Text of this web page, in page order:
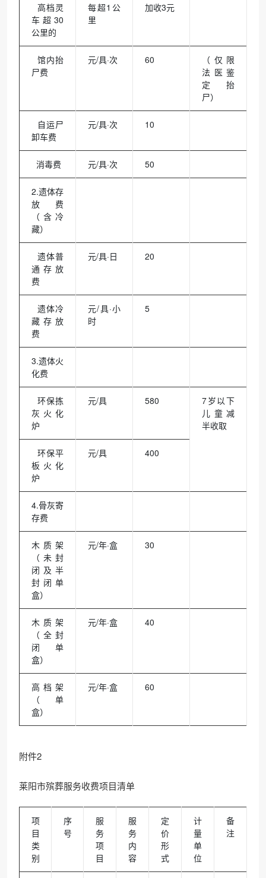
高档灵
车超30
公里的
每超1公
里
加收3元
馆内抬
尸费
元/具·次 60
（仅限
法医鉴
定抬
尸）
自运尸
卸车费
元/具·次 10
消毒费 元/具·次 50
2.遗体存
放费
（含冷
藏）
遗体普
通存放
费
元/具·日 20
遗体冷
藏存放
费
元/具·小
时
5
3.遗体火
化费
环保拣
灰火化
炉
元/具 580
7岁以下
儿童减
半收取
环保平
板火化
炉
元/具 400
4.骨灰寄
存费
木质架
（未封
闭及半
封闭单
盒）
元/年·盒 30
木质架
（全封
闭单
盒）
元/年·盒 40
高档架
（单
盒）
元/年·盒 60
附件2
莱阳市殡葬服务收费项目清单
项
目
类
别
序
号
服
务
项
目
服
务
内
容
定
价
形
式
计
量
单
位
备
注